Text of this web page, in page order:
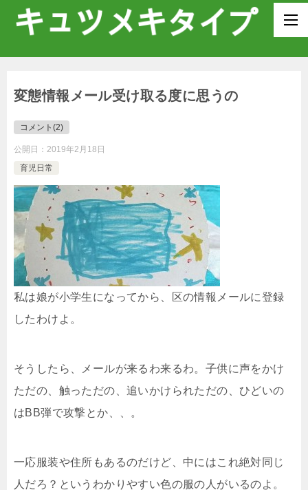
変態情報メール受け取る度に思うの
コメント(2)
公開日： 2019年2月18日
育児日常
私は娘が小学生になってから、区の情報メールに登録
したわけよ。
そうしたら、メールが来るわ来るわ。子供に声をかけ
ただの、触っただの、追いかけられただの、ひどいの
はBB弾で攻撃とか、、。
一応服装や住所もあるのだけど、中にはこれ絶対同じ
人だろ？というわかりやすい色の服の人がいるのよ。